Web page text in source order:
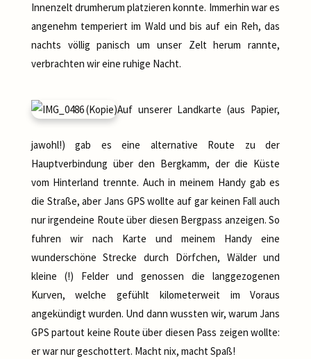
Innenzelt drumherum platzieren konnte. Immerhin war es
angenehm temperiert im Wald und bis auf ein Reh, das
nachts völlig panisch um unser Zelt herum rannte,
verbrachten wir eine ruhige Nacht.
Auf unserer Landkarte (aus Papier,
jawohl!) gab es eine alternative Route zu der
Hauptverbindung über den Bergkamm, der die Küste
vom Hinterland trennte. Auch in meinem Handy gab es
die Straße, aber Jans GPS wollte auf gar keinen Fall auch
nur irgendeine Route über diesen Bergpass anzeigen. So
fuhren wir nach Karte und meinem Handy eine
wunderschöne Strecke durch Dörfchen, Wälder und
kleine (!) Felder und genossen die langgezogenen
Kurven, welche gefühlt kilometerweit im Voraus
angekündigt wurden. Und dann wussten wir, warum Jans
GPS partout keine Route über diesen Pass zeigen wollte:
er war nur geschottert. Macht nix, macht Spaß!